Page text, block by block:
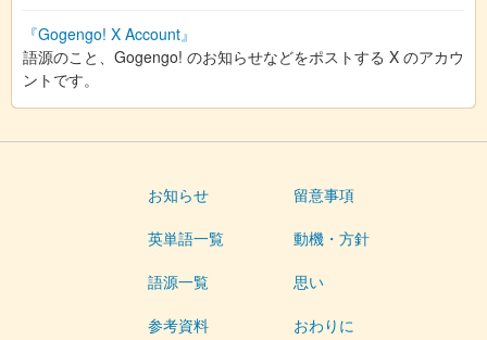
『Gogengo! X Account』
語源のこと、Gogengo! のお知らせなどをポストする X のアカウ
ントです。
お知らせ
英単語一覧
語源一覧
参考資料
留意事項
動機・方針
思い
おわりに